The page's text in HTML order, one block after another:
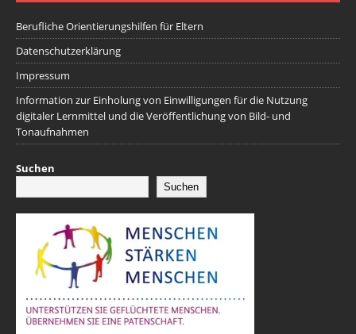
Berufliche Orientierungshilfen für Eltern
Datenschutzerklärung
Impressum
Information zur Einholung von Einwilligungen für die Nutzung
digitaler Lernmittel und die Veröffentlichung von Bild- und
Tonaufnahmen
Suchen
Suchen